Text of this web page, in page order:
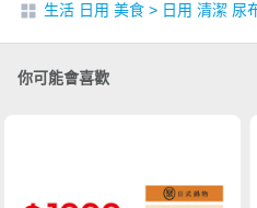
生活 日用 美食 > 日用 清潔 尿
你可能會喜歡